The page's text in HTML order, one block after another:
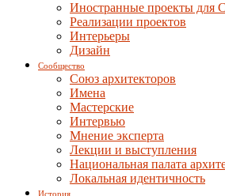
Иностранные проекты для
Реализации проектов
Интерьеры
Дизайн
Сообщество
Союз архитекторов
Имена
Мастерские
Интервью
Мнение эксперта
Лекции и выступления
Национальная палата
Локальная идентичность
История